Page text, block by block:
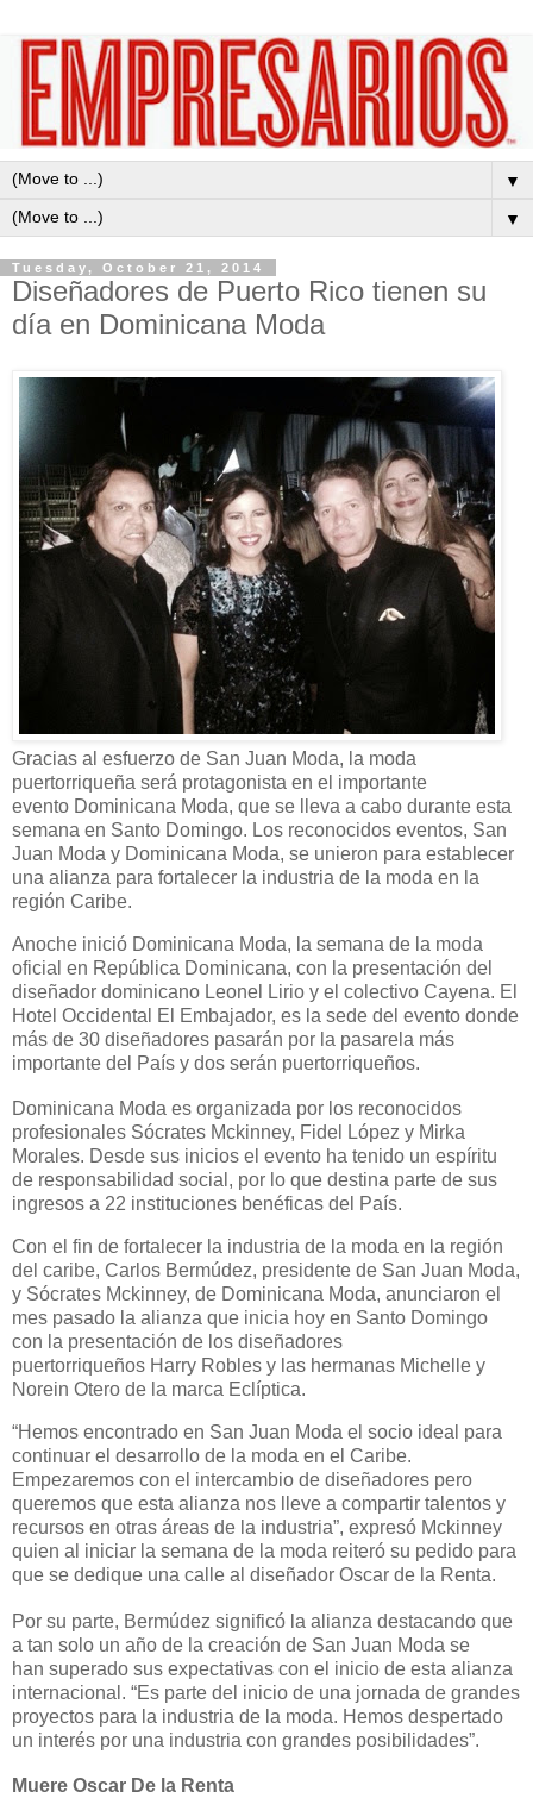
▼
▼
Tuesday, October 21, 2014
Diseñadores de Puerto Rico tienen su
día en Dominicana Moda
Gracias al esfuerzo de San Juan Moda, la moda
puertorriqueña será protagonista en el importante
evento Dominicana Moda, que se lleva a cabo durante esta
semana en Santo Domingo. Los reconocidos eventos, San
Juan Moda y Dominicana Moda, se unieron para establecer
una alianza para fortalecer la industria de la moda en la
región Caribe.
Anoche inició Dominicana Moda, la semana de la moda
oficial en República Dominicana, con la presentación del
diseñador dominicano Leonel Lirio y el colectivo Cayena. El
Hotel Occidental El Embajador, es la sede del evento donde
más de 30 diseñadores pasarán por la pasarela más
importante del País y dos serán puertorriqueños.
Dominicana Moda es organizada por los reconocidos
profesionales Sócrates Mckinney, Fidel López y Mirka
Morales. Desde sus inicios el evento ha tenido un espíritu
de responsabilidad social, por lo que destina parte de sus
ingresos a 22 instituciones benéficas del País.
Con el fin de fortalecer la industria de la moda en la región
del caribe, Carlos Bermúdez, presidente de San Juan Moda,
y Sócrates Mckinney, de Dominicana Moda, anunciaron el
mes pasado la alianza que inicia hoy en Santo Domingo
con la presentación de los diseñadores
puertorriqueños Harry Robles y las hermanas Michelle y
Norein Otero de la marca Eclíptica.
“Hemos encontrado en San Juan Moda el socio ideal para
continuar el desarrollo de la moda en el Caribe.
Empezaremos con el intercambio de diseñadores pero
queremos que esta alianza nos lleve a compartir talentos y
recursos en otras áreas de la industria”, expresó Mckinney
quien al iniciar la semana de la moda reiteró su pedido para
que se dedique una calle al diseñador Oscar de la Renta.
Por su parte, Bermúdez significó la alianza destacando que
a tan solo un año de la creación de San Juan Moda se
han superado sus expectativas con el inicio de esta alianza
internacional. “Es parte del inicio de una jornada de grandes
proyectos para la industria de la moda. Hemos despertado
un interés por una industria con grandes posibilidades”.
Muere Oscar De la Renta